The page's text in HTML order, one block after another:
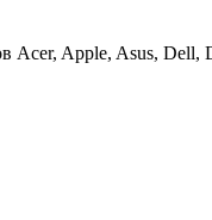
Apple, Asus,